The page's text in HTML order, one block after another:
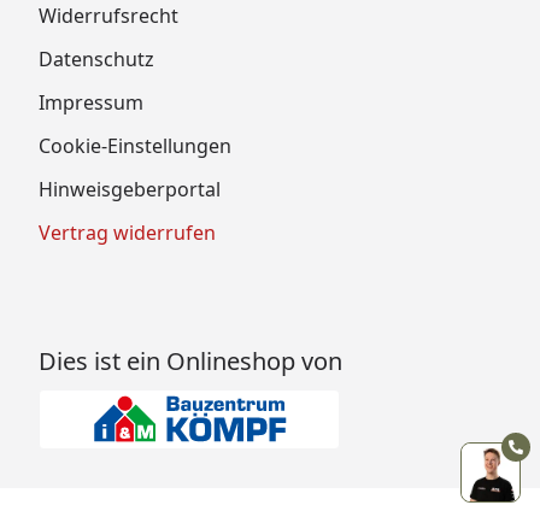
Widerrufsrecht
Datenschutz
Impressum
Cookie-Einstellungen
Hinweisgeberportal
Vertrag widerrufen
Dies ist ein Onlineshop von